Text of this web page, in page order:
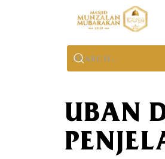
UBAN